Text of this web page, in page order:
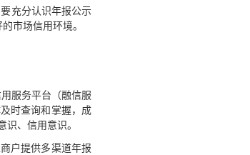
充分认识年报公示
市场信用环境。
服务平台（融信服
时查询和掌握，成
识、信用意识。
户提供多渠道年报